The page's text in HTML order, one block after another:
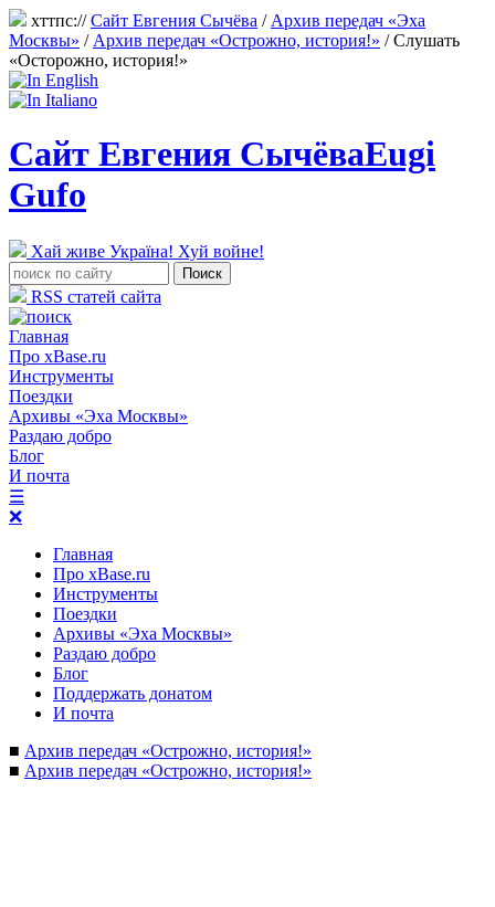
хттпс://Сайт Евгения Сычёва / Архив передач «Эха
Москвы» / Архив передач «Острожно, история!» /Слушать
«Осторожно, история!»
Сайт Евгения СычёваEugi
Gufo
Хай живе Україна! Хуй войне!
RSS статей сайта
Главная
Про xBase.ru
Инструменты
Поездки
Архивы «Эха Москвы»
Раздаю добро
Блог
И почта
☰
❌
Главная
Про xBase.ru
Инструменты
Поездки
Архивы «Эха Москвы»
Раздаю добро
Блог
Поддержать донатом
И почта
■ Архив передач «Острожно, история!»
■ Архив передач «Острожно, история!»